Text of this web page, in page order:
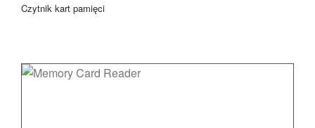
Czytnik kart pamięci